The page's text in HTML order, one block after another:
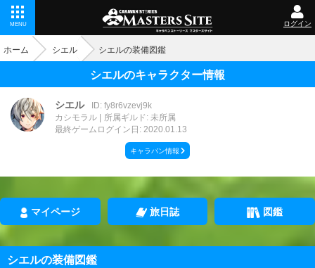
MENU ログイン
ホーム シエル シエルの装備図鑑
シエルのキャラクター情報
シエル ID: fy8r6vzevj9k
カシモラル
所属ギルド: 未所属
最終ゲームログイン日: 2020.01.13
キャラバン情報
マイページ 旅日誌 図鑑
シエルの装備図鑑